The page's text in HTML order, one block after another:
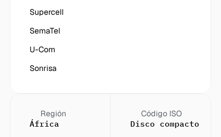
Supercell
SemaTel
U-Com
Sonrisa
Región
África
Código ISO
Disco compacto